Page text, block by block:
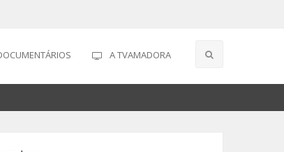
A TVAMADORA